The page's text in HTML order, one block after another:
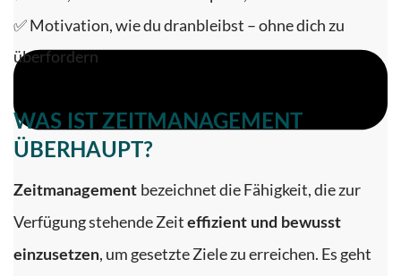
✅ Motivation, wie du dranbleibst – ohne dich zu
überfordern
WAS IST ZEITMANAGEMENT
ÜBERHAUPT?
Zeitmanagement bezeichnet die Fähigkeit, die zur
Verfügung stehende Zeit effizient und bewusst
einzusetzen, um gesetzte Ziele zu erreichen. Es geht